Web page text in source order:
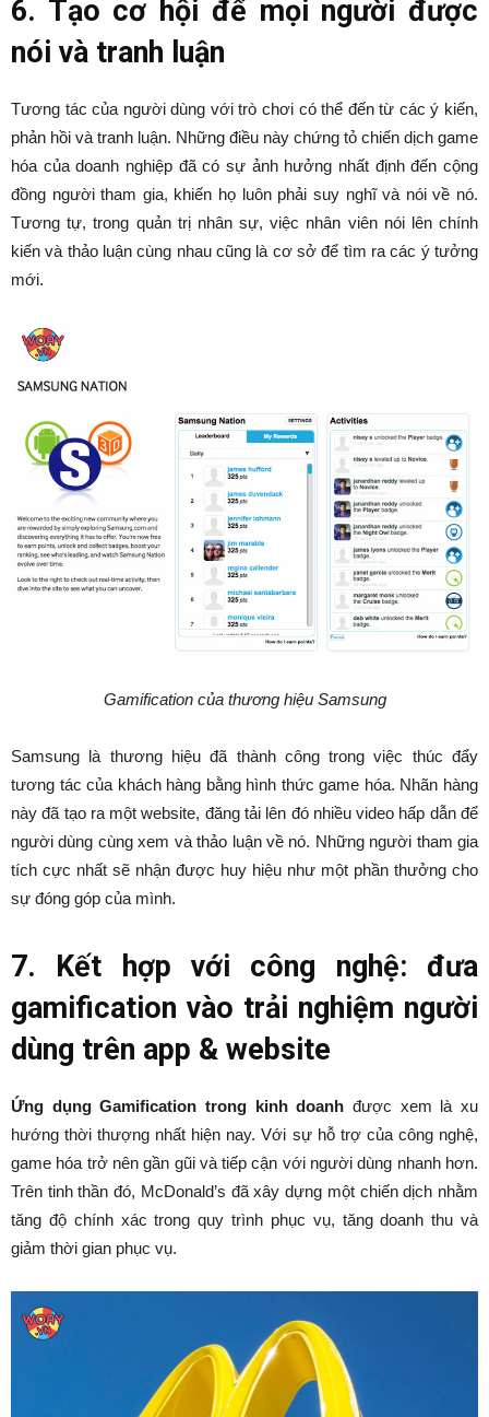
6. Tạo cơ hội để mọi người được
nói và tranh luận
Tương tác của người dùng với trò chơi có thể đến từ các ý kiến,
phản hồi và tranh luận. Những điều này chứng tỏ chiến dịch game
hóa của doanh nghiệp đã có sự ảnh hưởng nhất định đến cộng
đồng người tham gia, khiến họ luôn phải suy nghĩ và nói về nó.
Tương tự, trong quản trị nhân sự, việc nhân viên nói lên chính
kiến và thảo luận cùng nhau cũng là cơ sở để tìm ra các ý tưởng
mới.
Gamification của thương hiệu Samsung
Samsung là thương hiệu đã thành công trong việc thúc đẩy
tương tác của khách hàng bằng hình thức game hóa. Nhãn hàng
này đã tạo ra một website, đăng tải lên đó nhiều video hấp dẫn để
người dùng cùng xem và thảo luận về nó. Những người tham gia
tích cực nhất sẽ nhận được huy hiệu như một phần thưởng cho
sự đóng góp của mình.
7. Kết hợp với công nghệ: đưa
gamification vào trải nghiệm người
dùng trên app & website
Ứng dụng Gamification trong kinh doanh được xem là xu
hướng thời thượng nhất hiện nay. Với sự hỗ trợ của công nghệ,
game hóa trở nên gần gũi và tiếp cận với người dùng nhanh hơn.
Trên tinh thần đó, McDonald’s đã xây dựng một chiến dịch nhằm
tăng độ chính xác trong quy trình phục vụ, tăng doanh thu và
giảm thời gian phục vụ.